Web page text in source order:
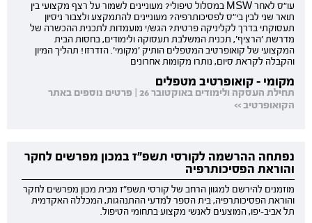
עו"ס לאחר MSW במסלול טיפולי? מעוניינים לשמור על רצף מקצועי בין
תואר שני לבין בי"ס לפסיכותרפיה? מעוניינים להתמקצע ולצבור ניסיון
תעסוקתי בדרך לקליניקה פרטית? הגש/י מועמדות לתכנית ההכשרה של
מדרשת 'הרציף', תכנית המשלבת תעסוקה ולימודים, בחסות הבית
המקצועי של קואופרטיב המטפלים הותיק 'מקומי'. הזדרזו! תהליך המיון
והקבלה לקראת סיום, נותרו מקומות אחרונים
מקומי - קואופרטיב מטפלים
תחילת העסקה ולימודים באוקטובר 26 | פרטים נוספים באתר
הקואופרטיב >>
נפתחה ההרשמה לקורסי תשפ"ז במכון מפרשים לחקר
והוראת הפסיכותרפיה
מוזמנים להירשם למגוון הרחב של קורסי תשפ"ז מבית מכון מפרשים לחקר
והוראת הפסיכותרפיה, בית הספר למדעי ההתנהגות, המכללה האקדמית
תל אביב-יפו, המוצעים לאנשי מקצוע בתחומי הטיפול.